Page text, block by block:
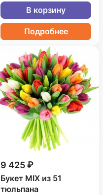
В корзину
Подробнее
9 425 ₽
Букет MIX из 51
тюльпана